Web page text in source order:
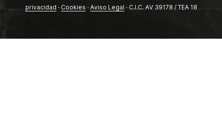
privacidad · Cookies · Aviso Legal · C.I.C. AV 39178 / TEA 18